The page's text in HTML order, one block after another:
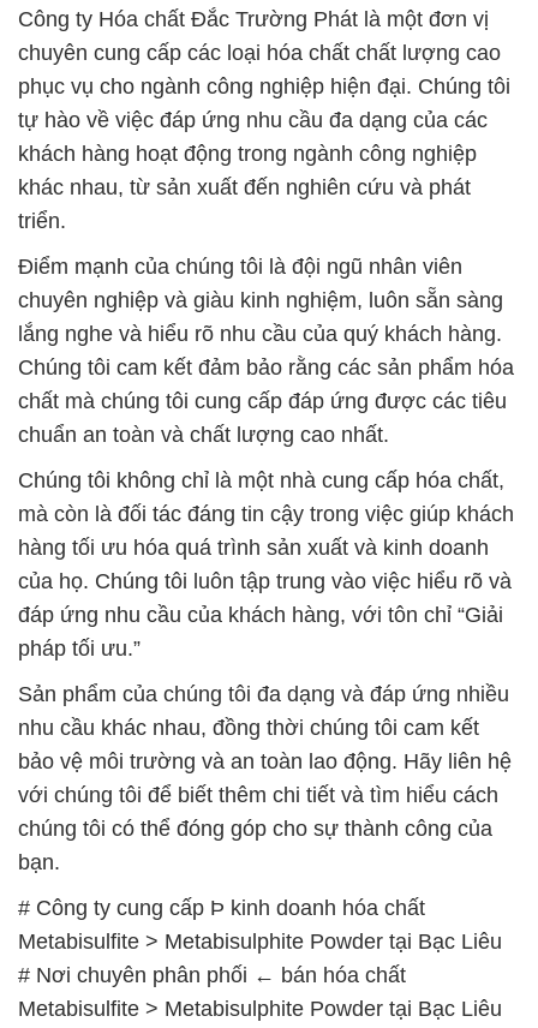
Công ty Hóa chất Đắc Trường Phát là một đơn vị
chuyên cung cấp các loại hóa chất chất lượng cao
phục vụ cho ngành công nghiệp hiện đại. Chúng tôi
tự hào về việc đáp ứng nhu cầu đa dạng của các
khách hàng hoạt động trong ngành công nghiệp
khác nhau, từ sản xuất đến nghiên cứu và phát
triển.
Điểm mạnh của chúng tôi là đội ngũ nhân viên
chuyên nghiệp và giàu kinh nghiệm, luôn sẵn sàng
lắng nghe và hiểu rõ nhu cầu của quý khách hàng.
Chúng tôi cam kết đảm bảo rằng các sản phẩm hóa
chất mà chúng tôi cung cấp đáp ứng được các tiêu
chuẩn an toàn và chất lượng cao nhất.
Chúng tôi không chỉ là một nhà cung cấp hóa chất,
mà còn là đối tác đáng tin cậy trong việc giúp khách
hàng tối ưu hóa quá trình sản xuất và kinh doanh
của họ. Chúng tôi luôn tập trung vào việc hiểu rõ và
đáp ứng nhu cầu của khách hàng, với tôn chỉ “Giải
pháp tối ưu.”
Sản phẩm của chúng tôi đa dạng và đáp ứng nhiều
nhu cầu khác nhau, đồng thời chúng tôi cam kết
bảo vệ môi trường và an toàn lao động. Hãy liên hệ
với chúng tôi để biết thêm chi tiết và tìm hiểu cách
chúng tôi có thể đóng góp cho sự thành công của
bạn.
# Công ty cung cấp Þ kinh doanh hóa chất
Metabisulfite > Metabisulphite Powder tại Bạc Liêu
# Nơi chuyên phân phối ← bán hóa chất
Metabisulfite > Metabisulphite Powder tại Bạc Liêu